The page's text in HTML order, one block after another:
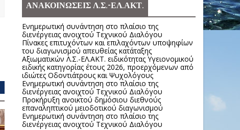
ΑΝΑΚΟΙΝΩΣΕΙΣ Λ.Σ.-ΕΛ.ΑΚΤ.
Ενημερωτική συνάντηση στο πλαίσιο της
διενέργειας ανοιχτού Τεχνικού Διαλόγου
Πίνακες επιτυχόντων και επιλαχόντων υποψηφίων
του διαγωνισμού απευθείας κατάταξης
Αξιωματικών Λ.Σ.-ΕΛ.ΑΚΤ. ειδικότητας Υγειονομικού
ειδικής κατηγορίας έτους 2026, προερχόμενων από
ιδιώτες Οδοντιάτρους και Ψυχολόγους
Ενημερωτική συνάντηση στο πλαίσιο της
διενέργειας ανοιχτού Τεχνικού Διαλόγου
Προκήρυξη ανοικτού δημόσιου διεθνούς
επαναληπτικού μειοδοτικού διαγωνισμού
Ενημερωτική συνάντηση στο πλαίσιο της
διενέργειας ανοιχτού Τεχνικού Διαλόγου